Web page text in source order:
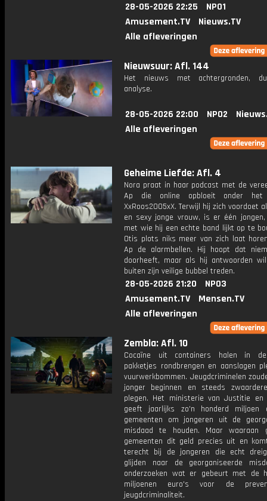
28-05-2026 22:25
NPO1
Amusement.TV
Nieuws.TV
Alle afleveringen
Nieuwsuur: Afl. 144
Het nieuws met achtergronden,
analyse.
28-05-2026 22:00 NPO2
Alle afleveringen
Geheime Liefde: Afl. 4
Nora praat in haar podcast met de
Ap die online opbloeit onder het
XxRoos2005xX. Terwijl hij zich voordoet
en sexy jonge vrouw, is er één jongen,
met wie hij een echte band lijkt op te
Otis plots niks meer van zich laat
Ap de alarmbellen. Hij hoopt dat
doorheeft, maar als hij antwoorden
buiten zijn veilige bubbel treden.
28-05-2026 21:20
NPO3
Amusement.TV
Mensen.TV
Alle afleveringen
Zembla: Afl. 10
Cocaïne uit containers halen in
pakketjes rondbrengen en aanslagen
vuurwerkbommen. Jeugdcriminelen
jonger beginnen en steeds
plegen. Het ministerie van Justitie en
geeft jaarlijks zo'n honderd miljoen
gemeenten om jongeren uit de
misdaad te houden. Maar waaraan
gemeenten dit geld precies uit en
terecht bij de jongeren die echt
glijden naar de georganiseerde
onderzoeken wat er gebeurt met de
miljoenen euro's voor de
jeugdcriminaliteit.